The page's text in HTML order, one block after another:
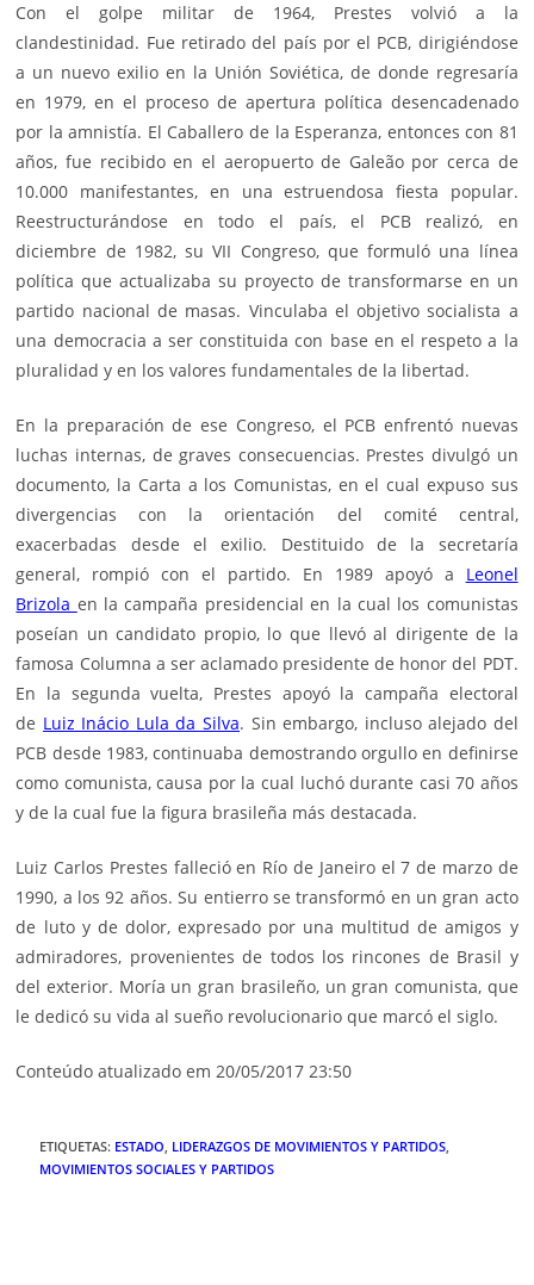
Con el golpe militar de 1964, Prestes volvió a la
clandestinidad. Fue retirado del país por el PCB, dirigiéndose
a un nuevo exilio en la Unión Soviética, de donde regresaría
en 1979, en el proceso de apertura política desencadenado
por la amnistía. El Caballero de la Esperanza, entonces con 81
años, fue recibido en el aeropuerto de Galeão por cerca de
10.000 manifestantes, en una estruendosa fiesta popular.
Reestructurándose en todo el país, el PCB realizó, en
diciembre de 1982, su VII Congreso, que formuló una línea
política que actualizaba su proyecto de transformarse en un
partido nacional de masas. Vinculaba el objetivo socialista a
una democracia a ser constituida con base en el respeto a la
pluralidad y en los valores fundamentales de la libertad.
En la preparación de ese Congreso, el PCB enfrentó nuevas
luchas internas, de graves consecuencias. Prestes divulgó un
documento, la Carta a los Comunistas, en el cual expuso sus
divergencias con la orientación del comité central,
exacerbadas desde el exilio. Destituido de la secretaría
general, rompió con el partido. En 1989 apoyó a Leonel
Brizola en la campaña presidencial en la cual los comunistas
poseían un candidato propio, lo que llevó al dirigente de la
famosa Columna a ser aclamado presidente de honor del PDT.
En la segunda vuelta, Prestes apoyó la campaña electoral
de Luiz Inácio Lula da Silva. Sin embargo, incluso alejado del
PCB desde 1983, continuaba demostrando orgullo en definirse
como comunista, causa por la cual luchó durante casi 70 años
y de la cual fue la figura brasileña más destacada.
Luiz Carlos Prestes falleció en Río de Janeiro el 7 de marzo de
1990, a los 92 años. Su entierro se transformó en un gran acto
de luto y de dolor, expresado por una multitud de amigos y
admiradores, provenientes de todos los rincones de Brasil y
del exterior. Moría un gran brasileño, un gran comunista, que
le dedicó su vida al sueño revolucionario que marcó el siglo.
Conteúdo atualizado em 20/05/2017 23:50
ETIQUETAS: ESTADO, LIDERAZGOS DE MOVIMIENTOS Y PARTIDOS,
MOVIMIENTOS SOCIALES Y PARTIDOS